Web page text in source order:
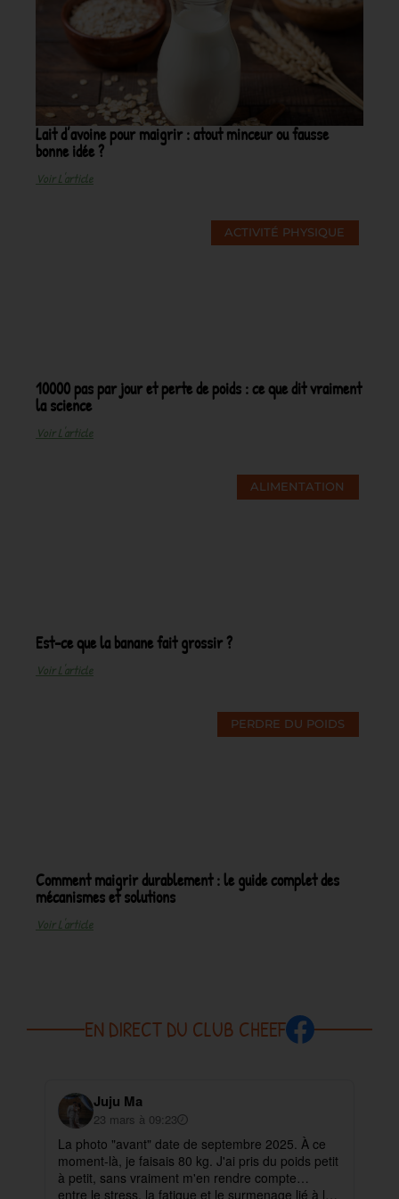
Lait d’avoine pour maigrir : atout minceur ou fausse
bonne idée ?
Voir L'article
ACTIVITÉ PHYSIQUE
10000 pas par jour et perte de poids : ce que dit vraiment
la science
Voir L'article
ALIMENTATION
Est-ce que la banane fait grossir ?
Voir L'article
PERDRE DU POIDS
Comment maigrir durablement : le guide complet des
mécanismes et solutions
Voir L'article
EN DIRECT DU CLUB CHEEF
Juju Ma
23 mars à 09:23
La photo "avant" date de septembre 2025. À ce
moment-là, je faisais 80 kg. J'ai pris du poids petit
à petit, sans vraiment m'en rendre compte…
entre le stress, la fatigue et le surmenage lié à la